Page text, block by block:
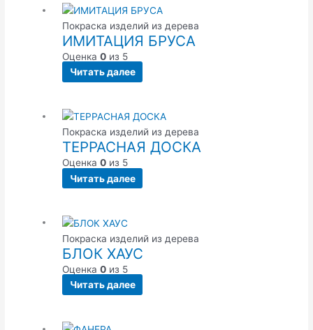
Покраска изделий из дерева
ИМИТАЦИЯ БРУСА
Оценка0 из 5
Читать далее
Покраска изделий из дерева
ТЕРРАСНАЯ ДОСКА
Оценка0 из 5
Читать далее
Покраска изделий из дерева
БЛОК ХАУС
Оценка0 из 5
Читать далее